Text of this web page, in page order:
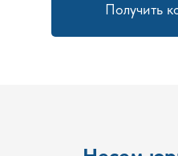
Получить